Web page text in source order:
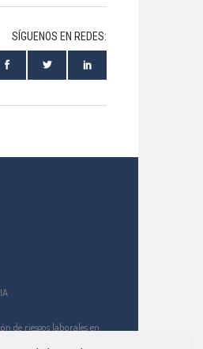
SÍGUENOS EN REDES:
de riesgos laborales en